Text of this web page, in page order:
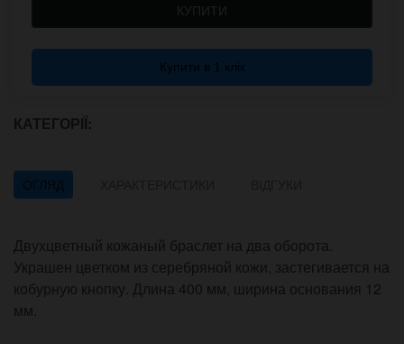
КУПИТИ
Купити в 1 клік
КАТЕГОРІЇ:
ОГЛЯД
Двухцветный кожаный браслет на два оборота.
Украшен цветком из серебряной кожи, застегивается на
кобурную кнопку. Длина 400 мм, ширина основания 12
мм.